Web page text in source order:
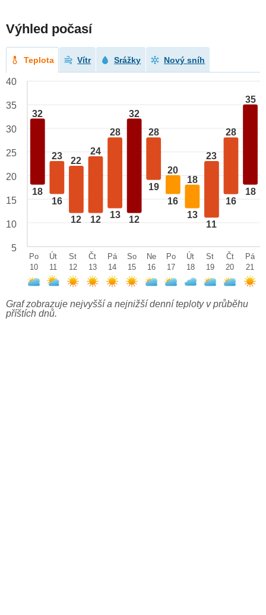
Výhled počasí
Teplota Vítr Srážky Nový sníh
32
18
23
16
22
12
24
12
28
13
32
12
28
19
20
16
18
13
23
11
28
16
35
18
40
35
30
25
20
15
10
5
Po
10
Út
11
St
12
Čt
13
Pá
14
So
15
Ne
16
Po
17
Út
18
St
19
Čt
20
Pá
21
Graf zobrazuje nejvyšší a nejnižší denní teploty v průběhu
příštích dnů.